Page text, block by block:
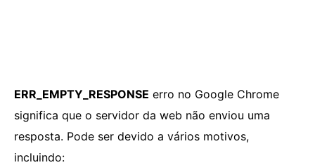
ERR_EMPTY_RESPONSE erro no Google Chrome
significa que o servidor da web não enviou uma
resposta. Pode ser devido a vários motivos,
incluindo: